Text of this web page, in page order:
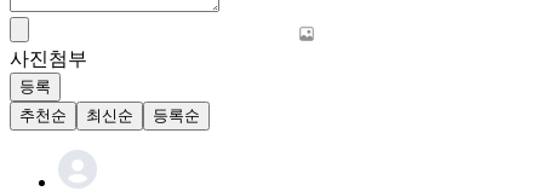
사진첨부
등록
추천순
최신순 등록순